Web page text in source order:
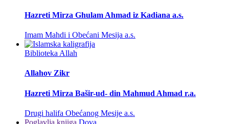
Hazreti Mirza Ghulam Ahmad iz Kadiana a.s.
Imam Mahdi i Obećani Mesija a.s.
Biblioteka Allah
Allahov Zikr
Hazreti Mirza Bašir-ud- din Mahmud Ahmad r.a.
Drugi halifa Obećanog Mesije a.s.
Poglavlja knjiga Dova